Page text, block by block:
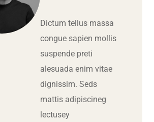
Dictum tellus massa
congue sapien mollis
suspende preti
alesuada enim vitae
dignissim. Seds
mattis adipiscineg
lectusey